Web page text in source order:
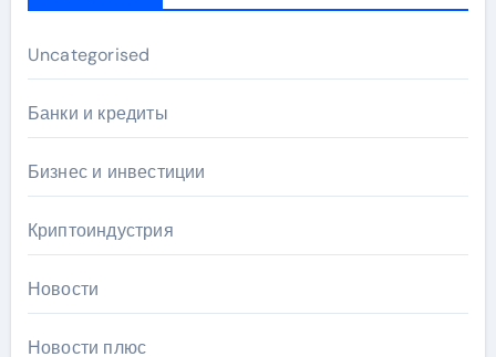
Uncategorised
Банки и кредиты
Бизнес и инвестиции
Криптоиндустрия
Новости
Новости плюс